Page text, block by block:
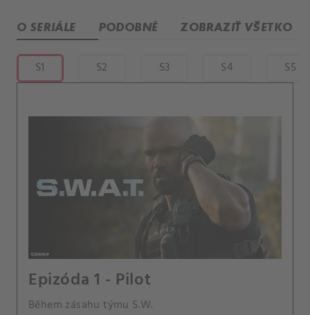
O SERIÁLE PODOBNÉ ZOBRAZIŤ VŠETKO
S1 S2 S3 S4 S5
Epizóda 1 - Pilot
Během zásahu týmu S.W.